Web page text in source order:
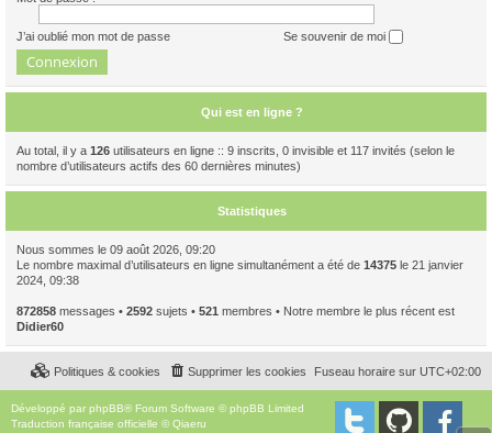
J’ai oublié mon mot de passe Se souvenir de moi
Qui est en ligne ?
Au total, il y a 126 utilisateurs en ligne :: 9 inscrits, 0 invisible et 117 invités (selon le
nombre d’utilisateurs actifs des 60 dernières minutes)
Statistiques
Nous sommes le 09 août 2026, 09:20
Le nombre maximal d’utilisateurs en ligne simultanément a été de 14375 le 21 janvier
2024, 09:38
872858 messages • 2592 sujets • 521 membres • Notre membre le plus récent est
Didier60
Fuseau horaire sur UTC+02:00
Supprimer les cookies
Politiques & cookies
Développé par phpBB® Forum Software © phpBB Limited
Traduction française officielle ©Qiaeru